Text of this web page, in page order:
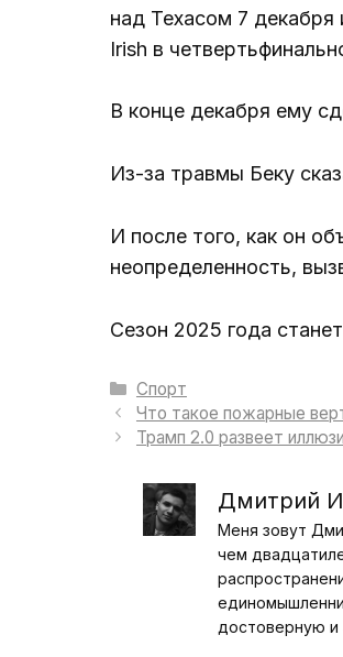
над Техасом 7 декабря
Irish в
В конце декабря ему
Из-за травмы Беку
И после того, как он
неопределенность,
Сезон 2025 года
Рубрики
Спорт
Что такое пожарные
Трамп 2.0 развеет
Дмитрий
Меня зовут
чем
достоверную и